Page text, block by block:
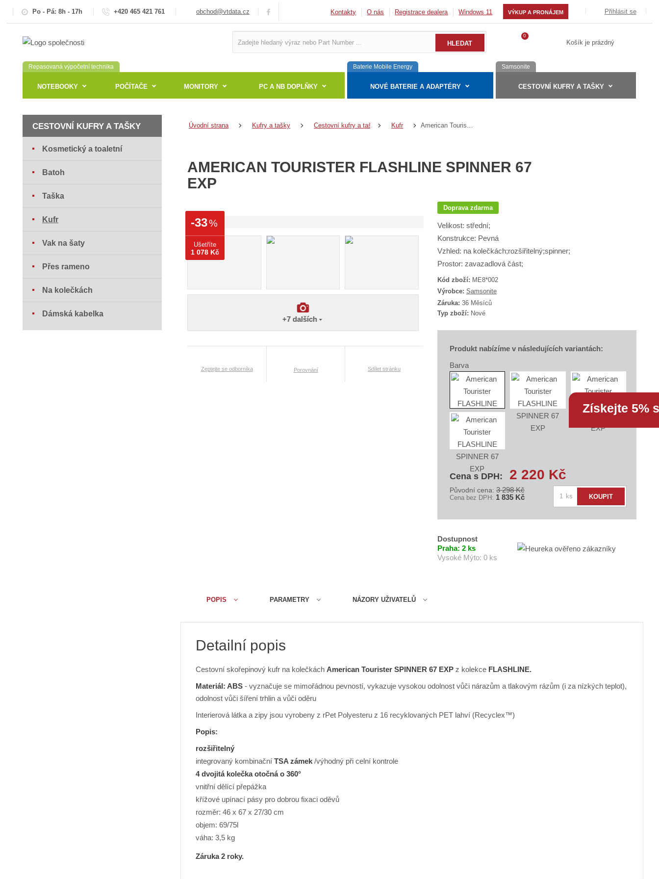
Po - Pá: 8h - 17h +420 465 421 761 obchod@vtdata.cz Kontakty O nás Registrace dealera Windows 11 VÝKUP A PRONÁJEM Přihlásit se
0
Košík je prázdný
Repasovaná výpočetní technika
NOTEBOOKY POČÍTAČE MONITORY PC A NB DOPLŇKY
Baterie Mobile Energy
NOVÉ BATERIE A ADAPTÉRY
Samsonite
CESTOVNÍ KUFRY A TAŠKY
Úvodní strana Kufry a tašky Cestovní kufry a tašky Kufr
AMERICAN TOURISTER FLASHLINE SPINNER 67
EXP
+7 dalších
Zeptejte se odborníka Porovnání Sdílet stránku
Doprava zdarma
Velikost: střední;
Konstrukce: Pevná
Vzhled: na kolečkách;rozšiřitelný;spinner;
Prostor: zavazadlová část;
Kód zboží: ME8*002
K
ó
d
d
d
Výrobce: Samsonite
Záruka: 36 Měsíců
Typ zboží: Nové
Produkt nabízíme v následujících variantách:
Barva
Cena s DPH: 2 220 Kč
-33%
Ušetříte
1 078 Kč
Původní cena:3 298 Kč
Cena bez DPH: 1 835 Kč
t
ks KOUPIT
Dostupnost
Praha: 2 ks
Vysoké Mýto: 0 ks
POPIS PARAMETRY NÁZORY UŽIVATELŮ
Detailní popis
Cestovní skořepinový kufr na kolečkách American Tourister SPINNER 67 EXPz kolekce FLASHLINE.
Materiál: ABS- vyznačuje se mimořádnou pevností, vykazuje vysokou odolnost vůči nárazům a tlakovým rázům (i za nízkých teplot),
odolnost vůči šíření trhlin a vůči oděru
Interierová látka a zipy jsou vyrobeny z rPet Polyesteru z 16 recyklovaných PET lahví (Recyclex™)
Popis:
rozšiřitelný
integrovaný kombinační TSA zámek/výhodný při celní kontrole
4 dvojitá kolečka otočná o 360°
vnitřní dělící přepážka
křížové upínací pásy pro dobrou fixaci oděvů
rozměr: 46 x 67 x 27/30 cm
objem: 69/75l
váha: 3,5 kg
Záruka 2 roky.
CESTOVNÍ KUFRY A TAŠKY
Kosmetický a toaletní
Batoh
Taška
Kufr
Vak na šaty
Přes rameno
Na kolečkách
Dámská kabelka
Získejte 5%